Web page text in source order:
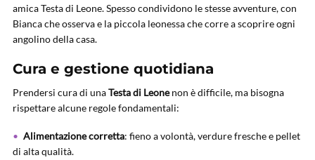
amica Testa di Leone. Spesso condividono le stesse avventure, con
Bianca che osserva e la piccola leonessa che corre a scoprire ogni
angolino della casa.
Cura e gestione quotidiana
Prendersi cura di unaTesta di Leonenon è difficile, ma bisogna
rispettare alcune regole fondamentali:
Alimentazione corretta: fieno a volontà, verdure fresche e pellet
di alta qualità.